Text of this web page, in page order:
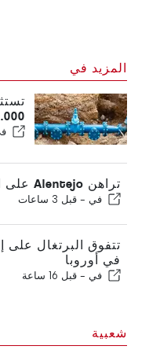
المزيد في
190.000 يورو في
تراهن Alentejo على استعادة البيئة بأموال أوروبية
في - قبل 3 ساعات
تتفوق البرتغال على
في أوروبا
في - قبل 16 ساعة
شعبية